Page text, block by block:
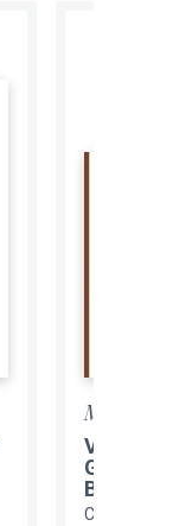
Musica
Viaggio
Bassi
Charles